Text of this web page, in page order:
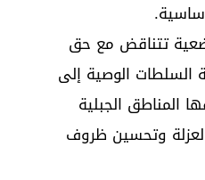
تتناقض مع حق
السلطات الوصية إلى
المناطق الجبلية
وتحسين ظروف